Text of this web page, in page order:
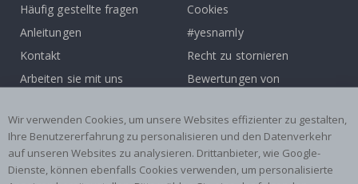
Häufig gestellte fragen
Anleitungen
Kontakt
Arbeiten sie mit uns
Inspiration
Cookies
#yesnamly
Recht zu stornieren
Bewertungen von
Beliebte Kategorien
Wir verwenden Cookies, um unsere Websites effizienter zu gestalten,
Ihre Benutzererfahrung zu personalisieren und den Datenverkehr
auf unseren Websites zu analysieren. Drittanbieter, wie Google-
Dienste, können ebenfalls Cookies verwenden, um personalisierte